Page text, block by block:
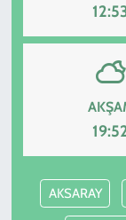
AKSARAY